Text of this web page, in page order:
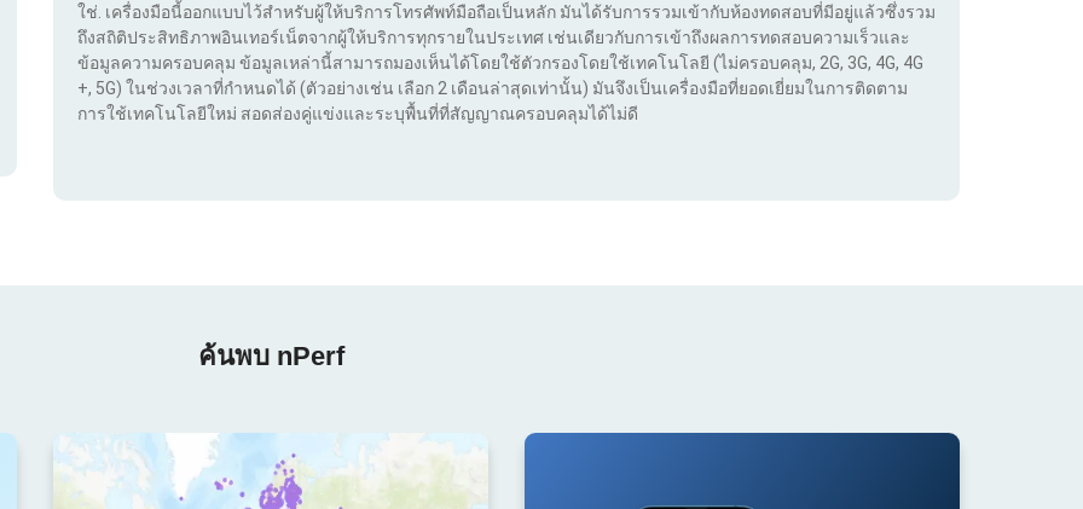
ใช่. เครื่องมือนี้ออกแบบไว้สำหรับผู้ให้บริการโทรศัพท์มือถือเป็นหลัก มันได้รับการรวมเข้ากับห้องทดสอบที่มีอยู่แล้วซึ่งรวม
ถึงสถิติประสิทธิภาพอินเทอร์เน็ตจากผู้ให้บริการทุกรายในประเทศ เช่นเดียวกับการเข้าถึงผลการทดสอบความเร็วและ
ข้อมูลความครอบคลุม ข้อมูลเหล่านี้สามารถมองเห็นได้โดยใช้ตัวกรองโดยใช้เทคโนโลยี (ไม่ครอบคลุม, 2G, 3G, 4G, 4G
+, 5G) ในช่วงเวลาที่กำหนดได้ (ตัวอย่างเช่น เลือก 2 เดือนล่าสุดเท่านั้น) มันจึงเป็นเครื่องมือที่ยอดเยี่ยมในการติดตาม
การใช้เทคโนโลยีใหม่ สอดส่องคู่แข่งและระบุพื้นที่ที่สัญญาณครอบคลุมได้ไม่ดี
ค้นพบ nPerf